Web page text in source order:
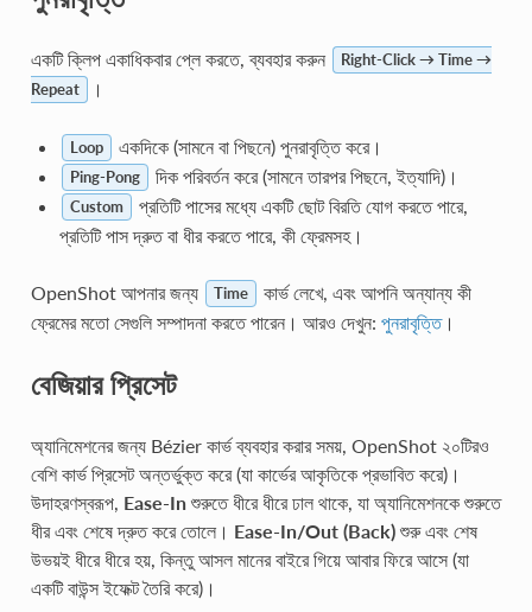
একটি ক্লিপ একাধিকবার প্লে করতে, ব্যবহার করুন
Right-Click → Time →
Repeat
।
Loop একদিকে (সামনে বা পিছনে) পুনরাবৃত্তি করে।
Ping-Pong দিক পরিবর্তন করে (সামনে তারপর পিছনে, ইত্যাদি)।
Custom
প্রতিটি পাসের মধ্যে একটি ছোট বিরতি যোগ করতে পারে,
প্রতিটি পাস দ্রুত বা ধীর করতে পারে, কী ফ্রেমসহ।
OpenShot আপনার জন্য Time
কার্ভ লেখে, এবং আপনি অন্যান্য কী
ফ্রেমের মতো সেগুলি সম্পাদনা করতে পারেন। আরও দেখুন: পুনরাবৃত্তি।
বেজিয়ার প্রিসেট
অ্যানিমেশনের জন্য Bézier কার্ভ ব্যবহার করার সময়, OpenShot ২০টিরও
বেশি কার্ভ প্রিসেট অন্তর্ভুক্ত করে (যা কার্ভের আকৃতিকে প্রভাবিত করে)।
উদাহরণস্বরূপ, Ease-Inশুরুতে ধীরে ধীরে ঢাল থাকে, যা অ্যানিমেশনকে শুরুতে
ধীর এবং শেষে দ্রুত করে তোলে। Ease-In/Out (Back)শুরু এবং শেষ
উভয়ই ধীরে ধীরে হয়, কিন্তু আসল মানের বাইরে গিয়ে আবার ফিরে আসে (যা
একটি বাউন্স ইফেক্ট তৈরি করে)।